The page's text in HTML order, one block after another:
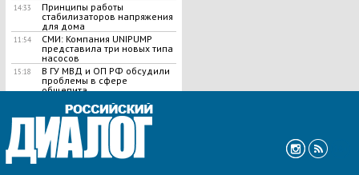
14:33
Принципы работы
стабилизаторов напряжения
для дома
11:54
СМИ: Компания UNIPUMP
представила три новых типа
насосов
15:18
В ГУ МВД и ОП РФ обсудили
проблемы в сфере
общепита
ВСЕ НОВОСТИ »